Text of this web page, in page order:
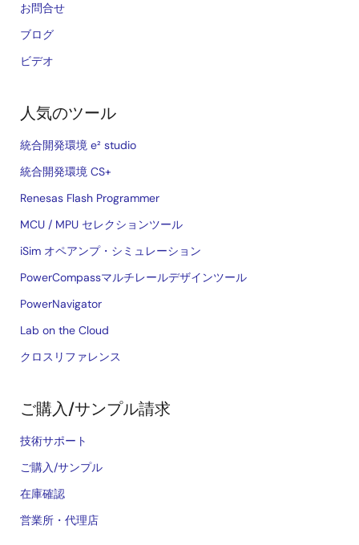
お問合せ
ブログ
ビデオ
人気のツール
統合開発環境 e² studio
統合開発環境 CS+
Renesas Flash Programmer
MCU / MPU セレクションツール
iSim オペアンプ・シミュレーション
PowerCompassマルチレールデザインツール
PowerNavigator
Lab on the Cloud
クロスリファレンス
ご購入/サンプル請求
技術サポート
ご購入/サンプル
在庫確認
営業所・代理店